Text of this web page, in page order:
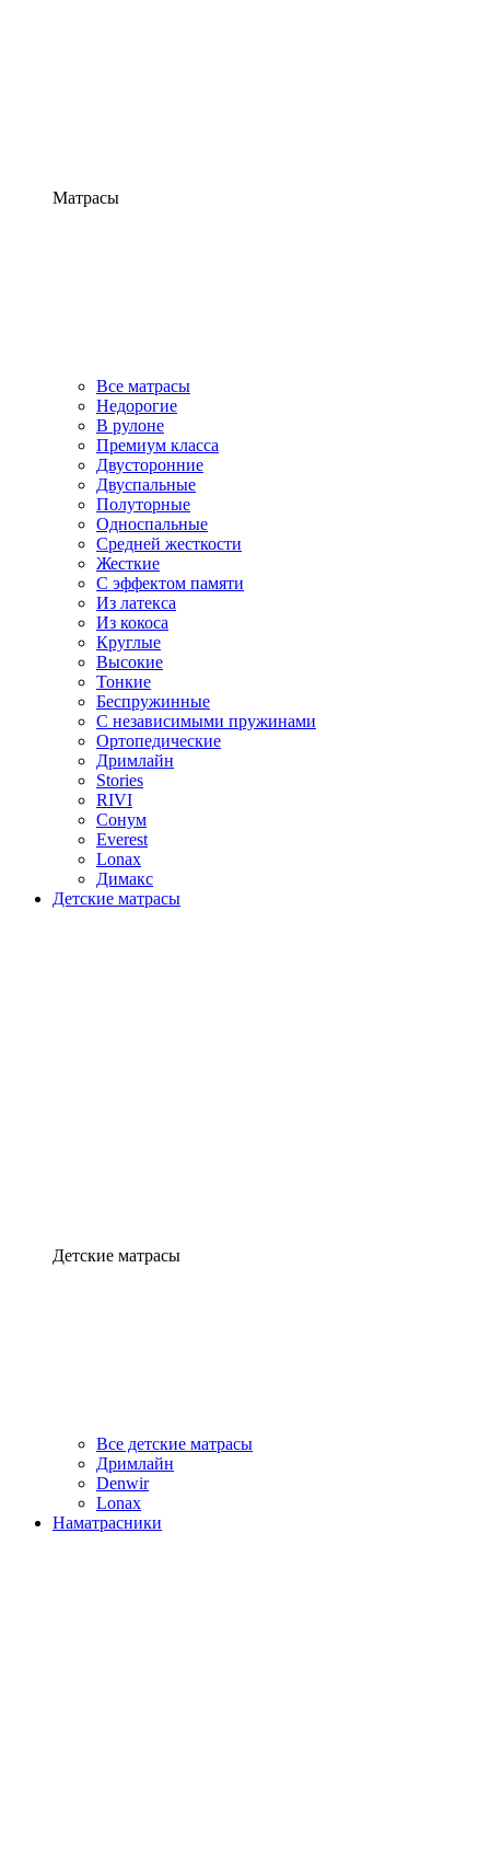
Матрасы
Все матрасы
Недорогие
В рулоне
Премиум класса
Двусторонние
Двуспальные
Полуторные
Односпальные
Средней жесткости
Жесткие
С эффектом памяти
Из латекса
Из кокоса
Круглые
Высокие
Тонкие
Беспружинные
С независимыми пружинами
Ортопедические
Дримлайн
Stories
RIVI
Сонум
Everest
Lonax
Димакс
Детские матрасы
Детские матрасы
Все детские матрасы
Дримлайн
Denwir
Lonax
Наматрасники